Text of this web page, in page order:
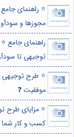
⭐️ راهنمای
مجوزها و
راهنمای جامع
توجیهی تا
موفقیت ❓
⭐️ مزایای طرح
کسب و کار